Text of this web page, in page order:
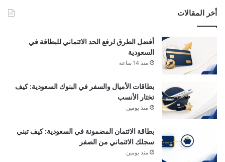
أخر المقالات
أفضل الطرق لرفع الحد الائتماني للبطاقة في
السعودية
منذ 14 ساعة
بطاقات الأميال والسفر في البنوك السعودية: كيف
تختار الأنسب
منذ يومين
بطاقة الائتمان المضمونة في السعودية: كيف تبني
سجلك الائتماني من الصفر
منذ يومين